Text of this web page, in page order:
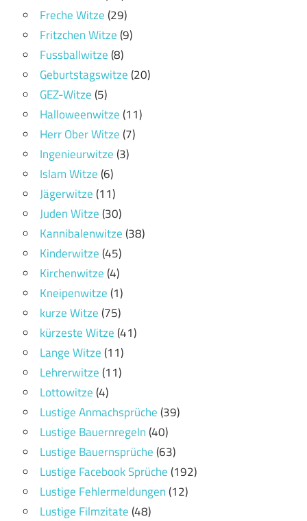
Freche Witze(29)
Fritzchen Witze(9)
Fussballwitze(8)
Geburtstagswitze(20)
GEZ-Witze(5)
Halloweenwitze(11)
Herr Ober Witze(7)
Ingenieurwitze(3)
Islam Witze(6)
Jägerwitze(11)
Juden Witze(30)
Kannibalenwitze(38)
Kinderwitze(45)
Kirchenwitze(4)
Kneipenwitze(1)
kurze Witze(75)
kürzeste Witze(41)
Lange Witze(11)
Lehrerwitze(11)
Lottowitze(4)
Lustige Anmachsprüche(39)
Lustige Bauernregeln(40)
Lustige Bauernsprüche(63)
Lustige Facebook Sprüche(192)
Lustige Fehlermeldungen(12)
Lustige Filmzitate(48)